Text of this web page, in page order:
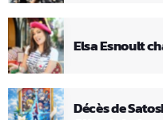
Elsa Esnoult
Décès de